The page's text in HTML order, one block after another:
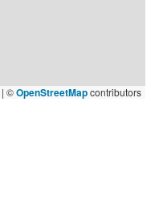
| ©OpenStreetMapcontributors